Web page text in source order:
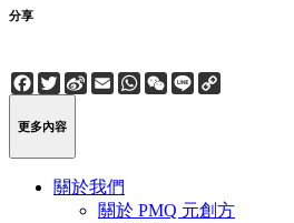
分享
Facebook
Twitter
Sina
Weibo
EmailWhatsApp
WeChat
Line
更多內容
關於我們
關於 PMQ 元創方